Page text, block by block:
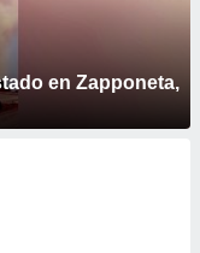
en Zapponeta,